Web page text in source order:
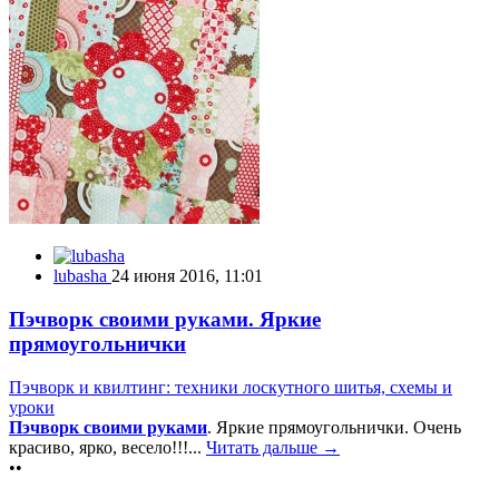
lubasha 24 июня 2016, 11:01
Пэчворк своими руками. Яркие
прямоугольнички
Пэчворк и квилтинг: техники лоскутного шитья, схемы и
уроки
Пэчворк своими руками. Яркие прямоугольнички. Очень
красиво, ярко, весело!!!... Читать дальше →
••